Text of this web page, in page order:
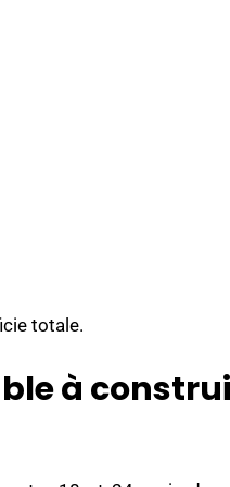
totale.
à